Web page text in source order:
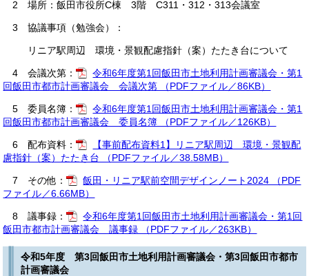
2 場所：飯田市役所C棟 3階 C311・312・313会議室
3 協議事項（勉強会）：
リニア駅周辺 環境・景観配慮指針（案）たたき台について
4 会議次第：
令和6年度第1回飯田市土地利用計画審議会・第1
回飯田市都市計画審議会 会議次第 （PDFファイル／86KB）
5 委員名簿：
令和6年度第1回飯田市土地利用計画審議会・第1
回飯田市都市計画審議会 委員名簿 （PDFファイル／126KB）
6 配布資料：
【事前配布資料1】リニア駅周辺 環境・景観配
慮指針（案）たたき台 （PDFファイル／38.58MB）
7 その他：
飯田・リニア駅前空間デザインノート2024 （PDF
ファイル／6.66MB）
8 議事録：
令和6年度第1回飯田市土地利用計画審議会・第1回
飯田市都市計画審議会 議事録 （PDFファイル／263KB）
令和5年度 第3回飯田市土地利用計画審議会・第3回飯田市都市
計画審議会